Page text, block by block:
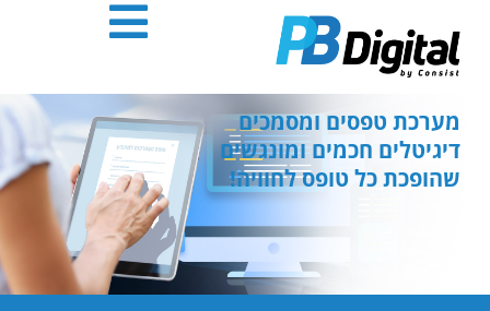
אנטר
מערכת טפסים ומסמכים
דיגיטלים חכמים ומונגשים
שהופכת כל טופס לחוויה!